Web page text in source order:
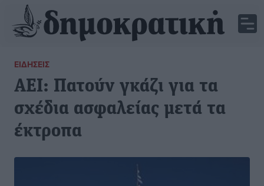
ΕΙΔΉΣΕΙΣ
ΑΕΙ: Πατούν γκάζι για τα
σχέδια ασφαλείας μετά τα
έκτροπα